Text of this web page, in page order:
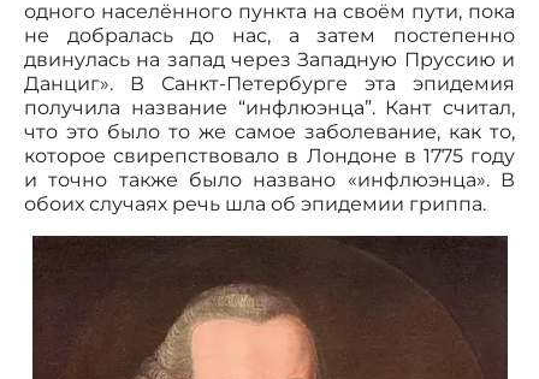
одного населённого пункта на своём пути, пока
не добралась до нас, а затем постепенно
двинулась на запад через Западную Пруссию и
Данциг». В Санкт-Петербурге эта эпидемия
получила название “инфлюэнца”. Кант считал,
что это было то же самое заболевание, как то,
которое свирепствовало в Лондоне в 1775 году
и точно также было названо «инфлюэнца». В
обоих случаях речь шла об эпидемии гриппа.